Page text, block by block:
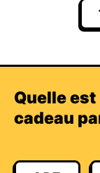
Quelle
cadeau